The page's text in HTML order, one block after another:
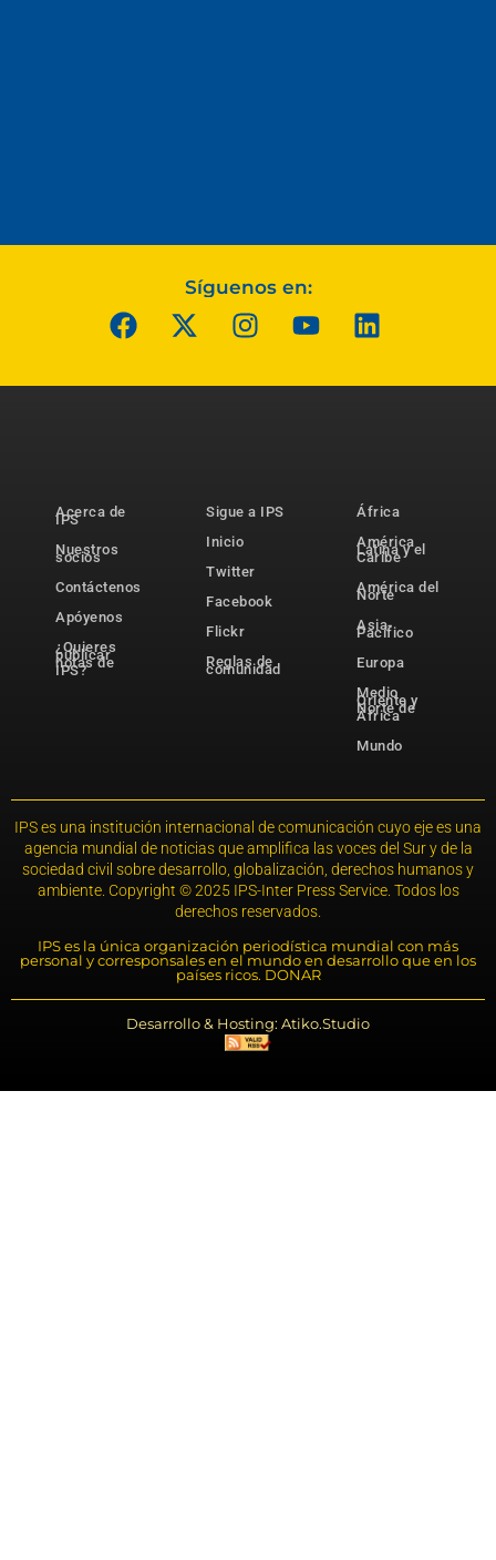
Síguenos en:
Acerca de
IPS
Nuestros
socios
Contáctenos
Apóyenos
¿Quieres
publicar
notas de
IPS?
Sigue a IPS
Inicio
Twitter
Facebook
Flickr
Reglas de
comunidad
África
América
Latina y el
Caribe
América del
Norte
Asia-
Pacífico
Europa
Medio
Oriente y
Norte de
África
Mundo
IPS es una institución internacional de comunicación cuyo eje es una
agencia mundial de noticias que amplifica las voces del Sur y de la
sociedad civil sobre desarrollo, globalización, derechos humanos y
ambiente. Copyright © 2025 IPS-Inter Press Service. Todos los
derechos reservados.
IPS es la única organización periodística mundial con más
personal y corresponsales en el mundo en desarrollo que en los
países ricos. DONAR
Desarrollo & Hosting: Atiko.Studio